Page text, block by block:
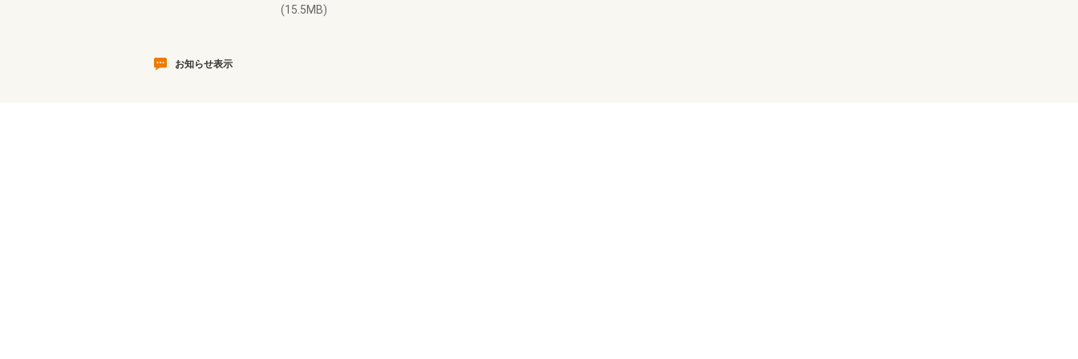
(15.5MB)
お知らせ表示